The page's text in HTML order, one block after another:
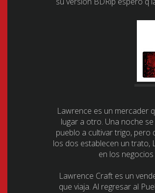
Lawrence es un mercader
lugar a otro. Una noche
pueblo a cultivar trigo, pero
los dos establecen un trato,
en los
Lawrence Craft es un
que viaja. Al regresar al